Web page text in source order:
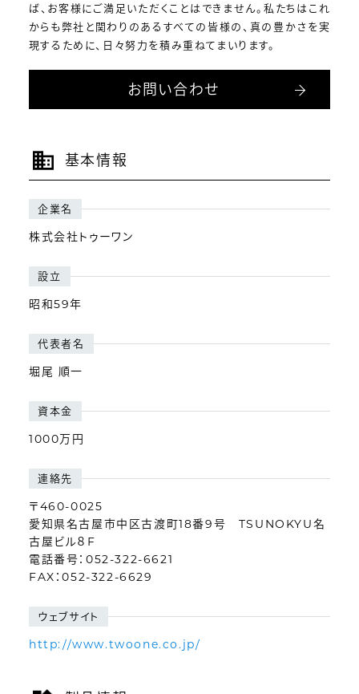
ば、お客様にご満足いただくことはできません。私たちはこれ
からも弊社と関わりのあるすべての皆様の、真の豊かさを実
現するために、日々努力を積み重ねてまいります。
お問い合わせ
基本情報
企業名
株式会社トゥーワン
設立
昭和59年
代表者名
堀尾 順一
資本金
1000万円
連絡先
〒460-0025
愛知県名古屋市中区古渡町18番9号 TSUNOKYU名
古屋ビル８F
電話番号：052-322-6621
FAX：052-322-6629
ウェブサイト
http://www.twoone.co.jp/